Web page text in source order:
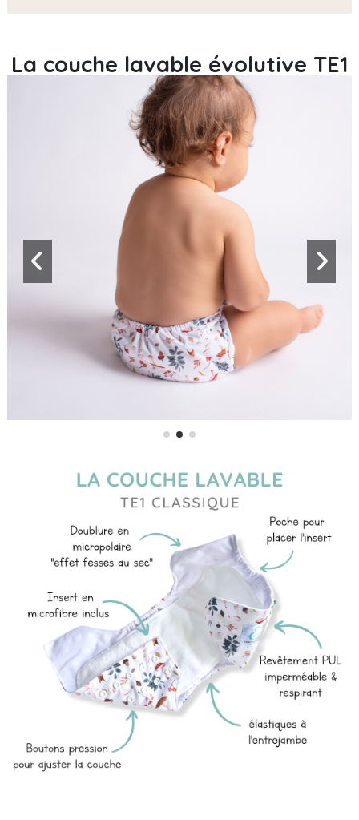
La couche lavable évolutive TE1